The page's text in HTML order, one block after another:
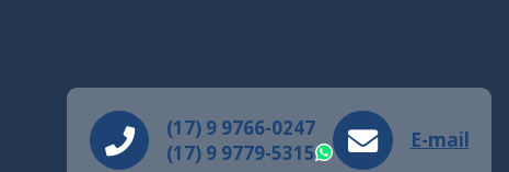
(17) 9 9766-0247
(17) 9 9779-5315
WhatsApp
E-mail